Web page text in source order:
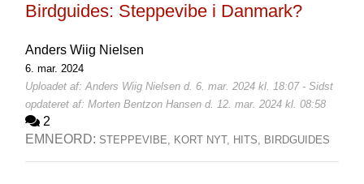
Birdguides: Steppevibe i Danmark?
Anders Wiig Nielsen
6. mar. 2024
Uploadet af: Anders Wiig Nielsen d. 6. mar. 2024 kl. 18:07 - Sidst
opdateret af: Morten Bentzon Hansen d. 12. mar. 2024 kl. 08:58
2
EMNEORD: STEPPEVIBE, KORT NYT, HITS, BIRDGUIDES